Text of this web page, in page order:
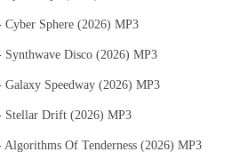
Cyber Sphere (2026) MP3
Synthwave Disco (2026) MP3
Galaxy Speedway (2026) MP3
Stellar Drift (2026) MP3
Algorithms Of Tenderness (2026) MP3